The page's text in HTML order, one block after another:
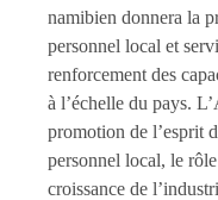
namibien donnera la
personnel local et
renforcement des
à l’échelle du pays.
promotion de l’esprit
personnel local, le
croissance de